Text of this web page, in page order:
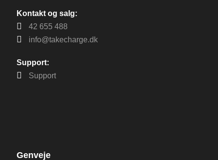
Kontakt og salg:
42 655 488
info@takecharge.dk
Support:
Support
Genveje